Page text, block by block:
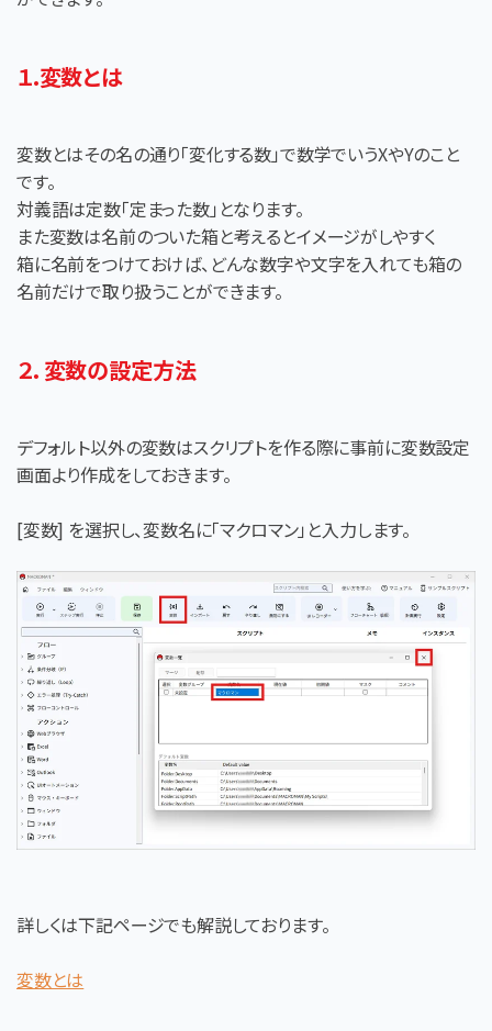
１.変数とは
変数とはその名の通り「変化する数」で数学でいうXやYのこと
です。
対義語は定数「定まった数」となります。
また変数は名前のついた箱と考えるとイメージがしやすく
箱に名前をつけておけば、どんな数字や文字を入れても箱の
名前だけで取り扱うことができます。
２．変数の設定方法
デフォルト以外の変数はスクリプトを作る際に事前に変数設定
画面より作成をしておきます。
[変数] を選択し、変数名に「マクロマン」と入力します。
詳しくは下記ページでも解説しております。
変数とは